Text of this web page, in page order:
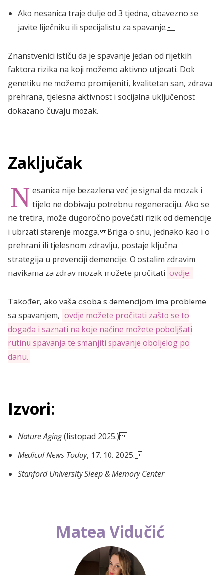
Ako nesanica traje dulje od 3 tjedna, obavezno se
javite liječniku ili specijalistu za spavanje.
Znanstvenici ističu da je spavanje jedan od rijetkih
faktora rizika na koji možemo aktivno utjecati. Dok
genetiku ne možemo promijeniti, kvalitetan san, zdrava
prehrana, tjelesna aktivnost i socijalna uključenost
dokazano čuvaju mozak.
Zaključak
N esanica nije bezazlena već je signal da mozak i
tijelo ne dobivaju potrebnu regeneraciju. Ako se
ne tretira, može dugoročno povećati rizik od demencije
i ubrzati starenje mozga. Briga o snu, jednako kao i o
prehrani ili tjelesnom zdravlju, postaje ključna
strategija u prevenciji demencije. O ostalim zdravim
navikama za zdrav mozak možete pročitati ovdje.
Također, ako vaša osoba s demencijom ima probleme
sa spavanjem, ovdje možete pročitati zašto se to
događa i saznati na koje načine možete poboljšati
rutinu spavanja te smanjiti spavanje oboljelog po
danu.
Izvori:
Nature Aging(listopad 2025.)
Medical News Today, 17. 10. 2025.
Stanford University Sleep & Memory Center
Matea Vidučić